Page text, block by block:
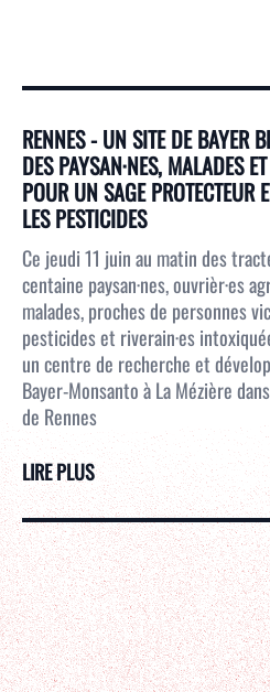
RENNES - UN SITE DE BAYER
DES PAYSAN·NES, MALADES
POUR UN SAGE PROTECTEUR
LES PESTICIDES
Ce jeudi 11 juin au matin des
centaine paysan·nes, ouvrièr·es
malades, proches de personnes
pesticides et riverain·es
un centre de recherche et
Bayer-Monsanto à La Mézière
de Rennes
LIRE PLUS